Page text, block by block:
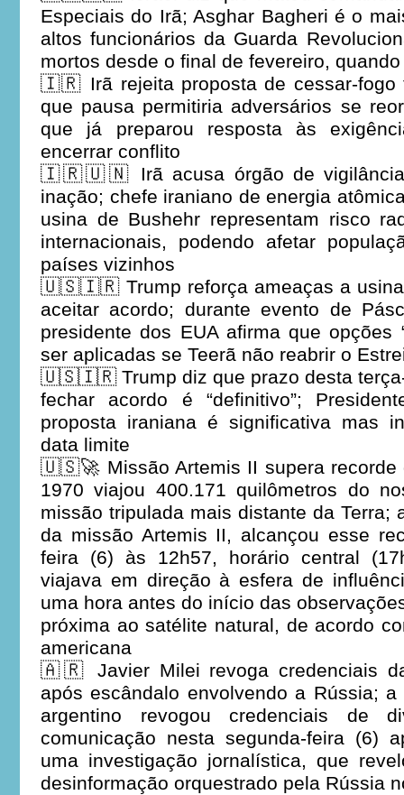
Especiais do Irã; Asghar Bagheri é o
altos funcionários da Guarda
mortos desde o final de fevereiro,
🇮🇷 Irã rejeita proposta de cessar-fogo
que pausa permitiria adversários se
que já preparou resposta às
encerrar conflito
🇮🇷🇺🇳 Irã acusa órgão de vigilância
inação; chefe iraniano de energia
usina de Bushehr representam risco
internacionais, podendo afetar
países vizinhos
🇺🇸🇮🇷 Trump reforça ameaças a
aceitar acordo; durante evento de
presidente dos EUA afirma que opções
ser aplicadas se Teerã não reabrir o
🇺🇸🇮🇷 Trump diz que prazo desta
fechar acordo é “definitivo”;
proposta iraniana é significativa mas
data limite
🇺🇸🚀 Missão Artemis II supera recorde
1970 viajou 400.171 quilômetros do
missão tripulada mais distante da Terra;
da missão Artemis II, alcançou esse
feira (6) às 12h57, horário central
viajava em direção à esfera de
uma hora antes do início das
próxima ao satélite natural, de acordo
americana
🇦🇷 Javier Milei revoga credenciais
após escândalo envolvendo a Rússia;
argentino revogou credenciais de
comunicação nesta segunda-feira (6)
uma investigação jornalística, que
desinformação orquestrado pela Rússia